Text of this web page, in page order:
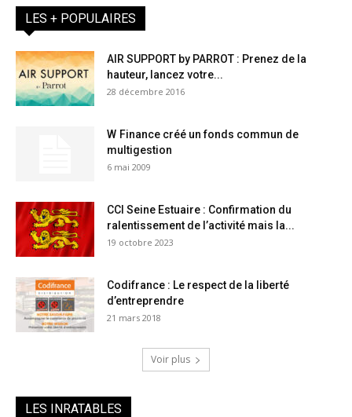
LES + POPULAIRES
AIR SUPPORT by PARROT : Prenez de la
hauteur, lancez votre...
28 décembre 2016
W Finance créé un fonds commun de
multigestion
6 mai 2009
CCI Seine Estuaire : Confirmation du
ralentissement de l’activité mais la...
19 octobre 2023
Codifrance : Le respect de la liberté
d’entreprendre
21 mars 2018
Voir plus
LES INRATABLES